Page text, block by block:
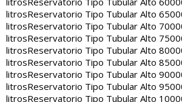
litrosReservatorio Tipo Tubular Alto
litrosReservatorio Tipo Tubular Alto
litrosReservatorio Tipo Tubular Alto
litrosReservatorio Tipo Tubular Alto
litrosReservatorio Tipo Tubular Alto
litrosReservatorio Tipo Tubular Alto
litrosReservatorio Tipo Tubular Alto
litrosReservatorio Tipo Tubular Alto